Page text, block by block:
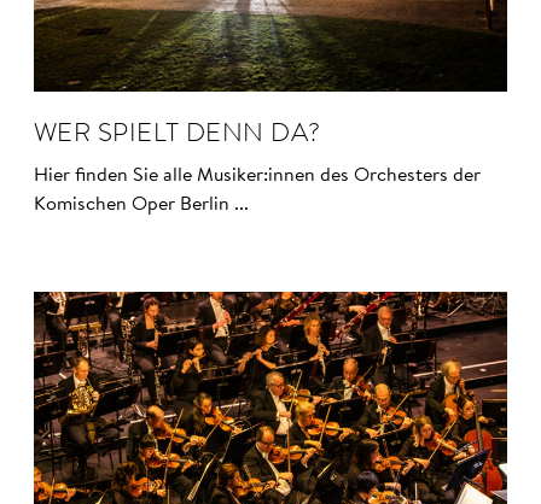
WER SPIELT DENN DA?
Hier finden Sie alle Musiker:innen des Orchesters der
Komischen Oper Berlin ...